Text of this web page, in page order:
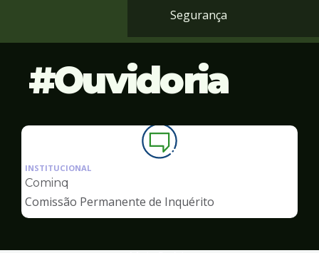
Segurança
Ouvidoria
Ilustração
da
de
Ouvidoria
INSTITUCIONAL
Cominq
Comissão Permanente de Inquérito